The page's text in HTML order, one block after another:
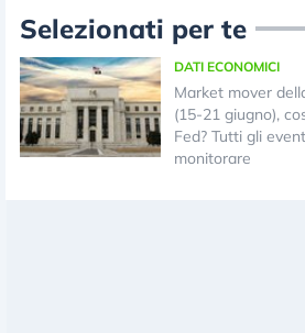
Selezionati per te
DATI ECONOMICI
Market mover
(15-21 giugno),
Fed? Tutti gli
monitorare